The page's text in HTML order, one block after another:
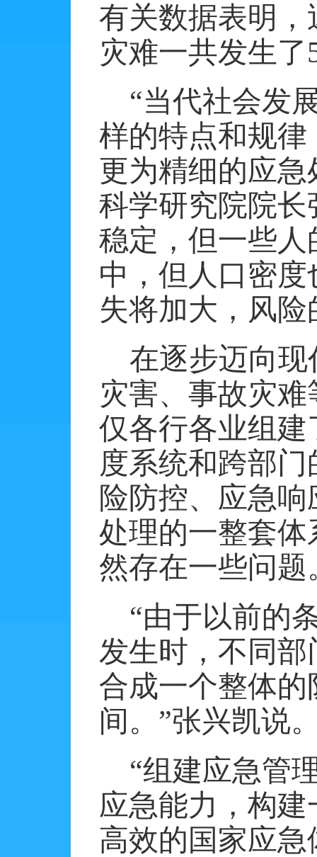
有关数据表明，
灾难一共发生
“当代社会发
样的特点和规
更为精细的应
科学研究院院
稳定，但一些
中，但人口密
失将加大，风
在逐步迈向
灾害、事故灾
仅各行各业组
度系统和跨部
险防控、应急
处理的一整套
然存在一些问题
“由于以前的
发生时，不同
合成一个整体
间。”张兴凯说
“组建应急管
应急能力，构
高效的国家应